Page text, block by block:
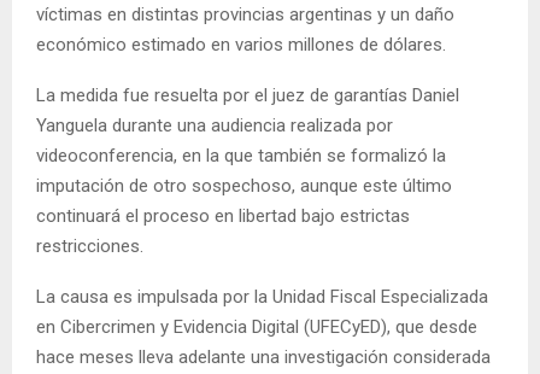
víctimas en distintas provincias argentinas y un daño
económico estimado en varios millones de dólares.
La medida fue resuelta por el juez de garantías Daniel
Yanguela durante una audiencia realizada por
videoconferencia, en la que también se formalizó la
imputación de otro sospechoso, aunque este último
continuará el proceso en libertad bajo estrictas
restricciones.
La causa es impulsada por la Unidad Fiscal Especializada
en Cibercrimen y Evidencia Digital (UFECyED), que desde
hace meses lleva adelante una investigación considerada